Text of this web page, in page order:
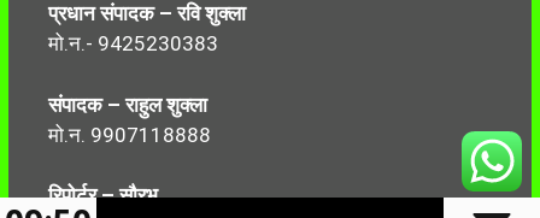
प्रधान संपादक – रवि शुक्ला
मो.न.- 9425230383
संपादक – राहुल शुक्ला
मो.न. 9907118888
रिपोर्टर – सौरभ